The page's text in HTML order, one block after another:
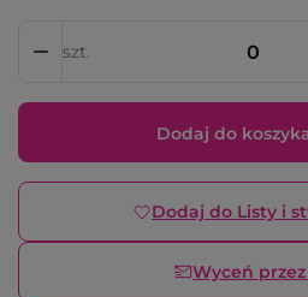
szt.
Dodaj do
Dodaj do Listy i
Wyceń